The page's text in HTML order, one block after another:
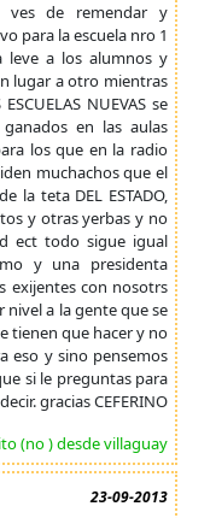
ves de remendar y
para la escuela nro 1
leve a los alumnos y
lugar a otro mientras
NUEVAS se
en las aulas
los que en la radio
muchachos que el
la teta DEL ESTADO,
y otras yerbas y no
ect todo sigue igual
y una presidenta
exijentes con nosotrs
a la gente que se
tienen que hacer y no
eso y sino pensemos
si le preguntas para
gracias CEFERINO
(no ) desde villaguay
23-09-2013